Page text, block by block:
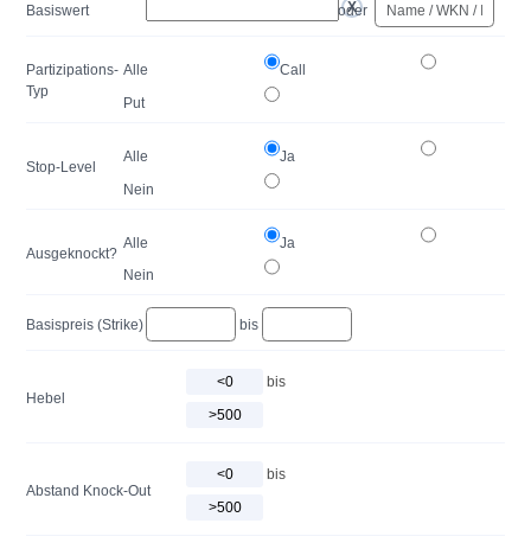
Basiswert oder
Partizipations-
Typ
Alle
Call
Put
Stop-Level
Alle
Ja
Nein
Ausgeknockt?
Alle
Ja
Nein
Basispreis (Strike) bis
Hebel
bis
Abstand Knock-Out
bis